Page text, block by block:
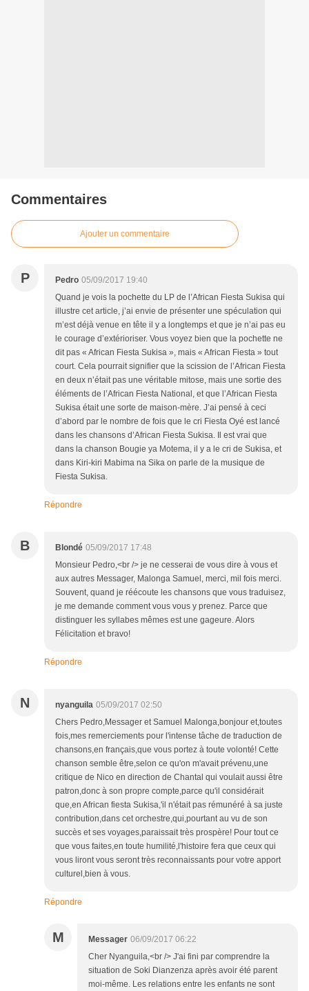
Commentaires
Ajouter un commentaire
P Pedro 05/09/2017 19:40
Quand je vois la pochette du LP de l’African Fiesta Sukisa qui
illustre cet article, j’ai envie de présenter une spéculation qui
m’est déjà venue en tête il y a longtemps et que je n’ai pas eu
le courage d’extérioriser. Vous voyez bien que la pochette ne
dit pas « African Fiesta Sukisa », mais « African Fiesta » tout
court. Cela pourrait signifier que la scission de l’African Fiesta
en deux n’était pas une véritable mitose, mais une sortie des
éléments de l’African Fiesta National, et que l’African Fiesta
Sukisa était une sorte de maison-mère. J’ai pensé à ceci
d’abord par le nombre de fois que le cri Fiesta Oyé est lancé
dans les chansons d’African Fiesta Sukisa. Il est vrai que
dans la chanson Bougie ya Motema, il y a le cri de Sukisa, et
dans Kiri-kiri Mabima na Sika on parle de la musique de
Fiesta Sukisa.
Répondre
B Blondé 05/09/2017 17:48
Monsieur Pedro,<br /> je ne cesserai de vous dire à vous et
aux autres Messager, Malonga Samuel, merci, mil fois merci.
Souvent, quand je réécoute les chansons que vous traduisez,
je me demande comment vous vous y prenez. Parce que
distinguer les syllabes mêmes est une gageure. Alors
Félicitation et bravo!
Répondre
N nyanguila 05/09/2017 02:50
Chers Pedro,Messager et Samuel Malonga,bonjour et,toutes
fois,mes remerciements pour l'intense tâche de traduction de
chansons,en français,que vous portez à toute volonté! Cette
chanson semble être,selon ce qu'on m'avait prévenu,une
critique de Nico en direction de Chantal qui voulait aussi être
patron,donc à son propre compte,parce qu'il considérait
que,en African fiesta Sukisa,'il n'était pas rémunéré à sa juste
contribution,dans cet orchestre,qui,pourtant au vu de son
succès et ses voyages,paraissait très prospère! Pour tout ce
que vous faites,en toute humilité,l'histoire fera que ceux qui
vous liront vous seront très reconnaissants pour votre apport
culturel,bien à vous.
Répondre
M Messager 06/09/2017 06:22
Cher Nyanguila,<br /> J'ai fini par comprendre la
situation de Soki Dianzenza après avoir été parent
moi-même. Les relations entre les enfants ne sont